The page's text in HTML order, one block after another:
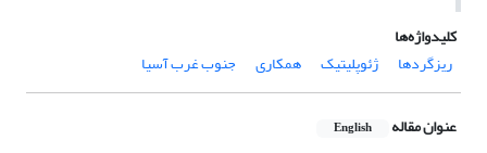
کلیدواژه‌ها
ریزگردها
ژئوپلیتیک همکاری جنوب غرب آسیا
عنوان مقاله English